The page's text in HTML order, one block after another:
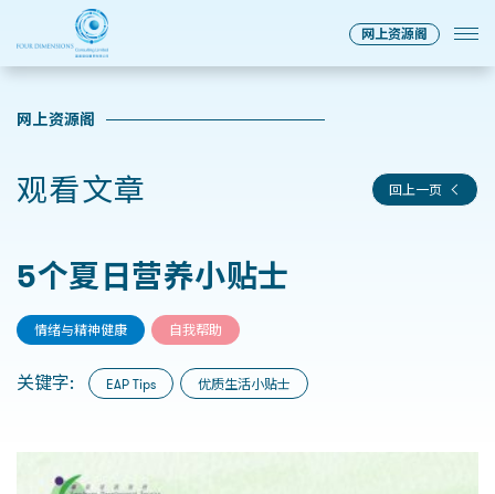
网上资源阁
网上资源阁
回上一页
观看文章
5个夏日营养小贴士
情绪与精神健康 自我帮助
关键字: EAP Tips 优质生活小贴士